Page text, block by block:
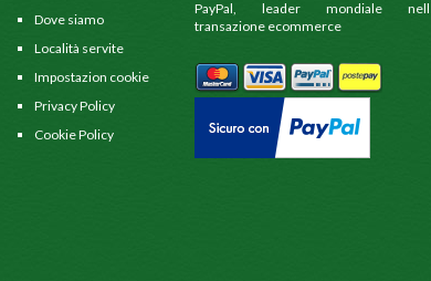
Dove siamo
Località servite
Impostazion cookie
Privacy Policy
Cookie Policy
PayPal, leader mondiale
transazione ecommerce